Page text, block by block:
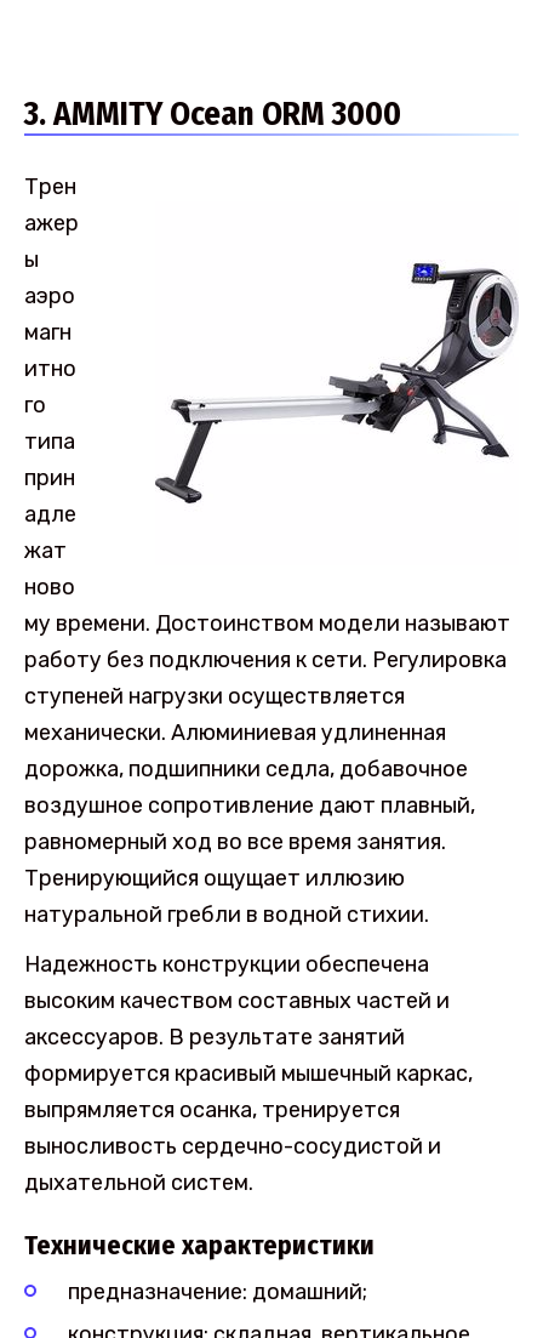
3. AMMITY Ocean ORM 3000
Трен
ажер
ы
аэро
магн
итно
го
типа
прин
адле
жат
ново
му времени. Достоинством модели называют
работу без подключения к сети. Регулировка
ступеней нагрузки осуществляется
механически. Алюминиевая удлиненная
дорожка, подшипники седла, добавочное
воздушное сопротивление дают плавный,
равномерный ход во все время занятия.
Тренирующийся ощущает иллюзию
натуральной гребли в водной стихии.
Надежность конструкции обеспечена
высоким качеством составных частей и
аксессуаров. В результате занятий
формируется красивый мышечный каркас,
выпрямляется осанка, тренируется
выносливость сердечно-сосудистой и
дыхательной систем.
Технические характеристики
предназначение: домашний;